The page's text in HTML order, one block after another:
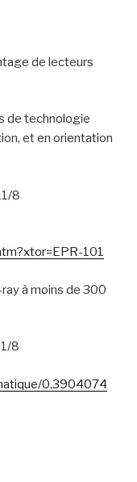
de lecteurs
de technologie
et en orientation
8
101
à moins de 300
8
0,3904074